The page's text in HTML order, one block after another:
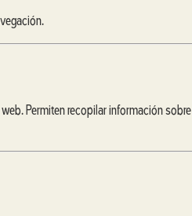
Permiten recopilar información sobre